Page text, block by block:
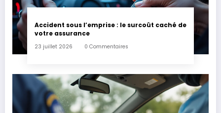
Accident sous l’emprise : le surcoût caché de
votre assurance
23 juillet 2026 0 Commentaires